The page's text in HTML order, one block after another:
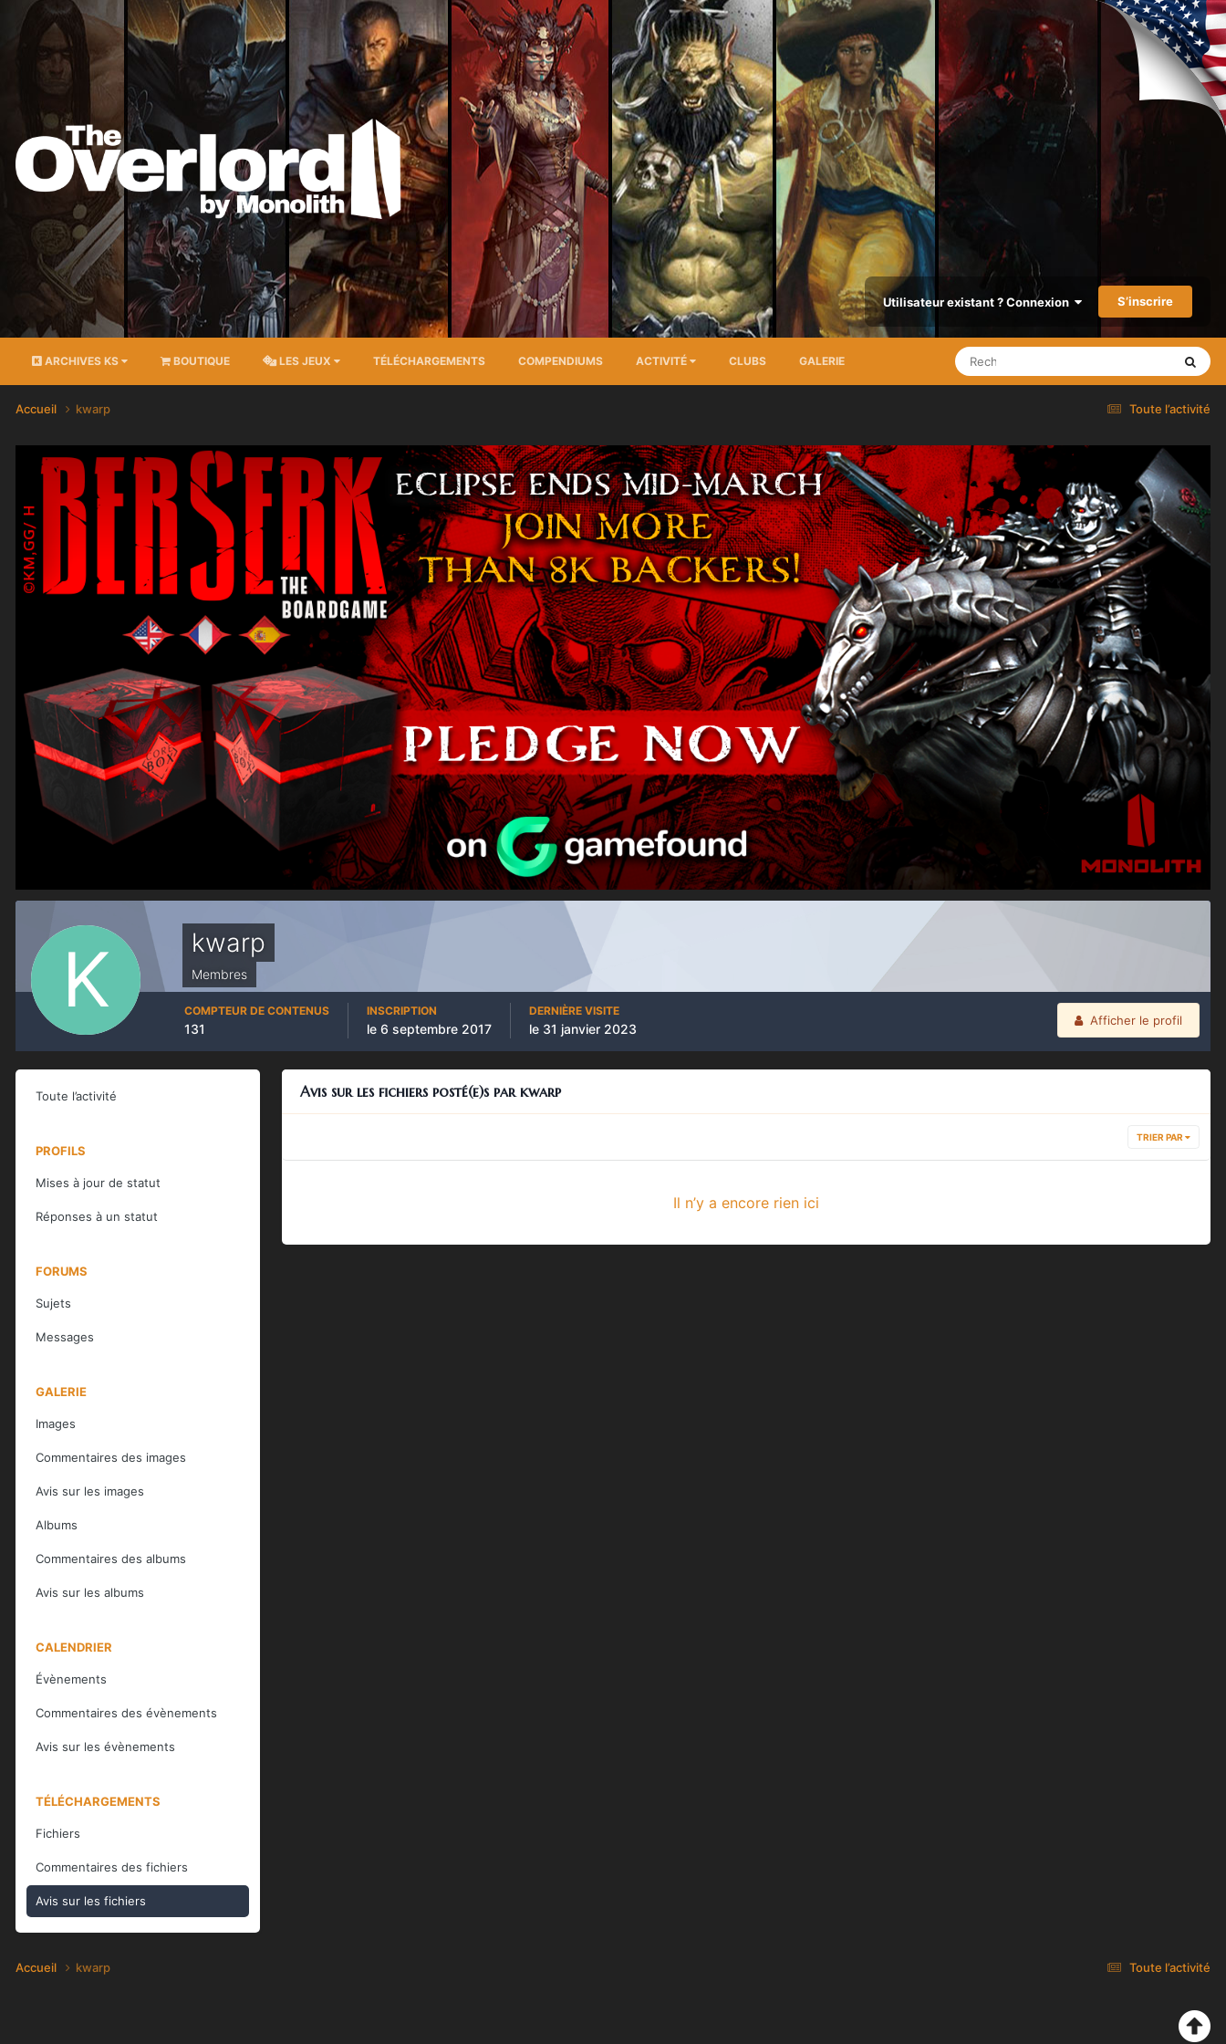
Utilisateur existant ? Connexion S’inscrire
ARCHIVES KS BOUTIQUE LES JEUX TÉLÉCHARGEMENTS COMPENDIUMS ACTIVITÉ CLUBS GALERIE
Toute l’activité
Accueil kwarp
kwarp
Membres
Afficher le profil
COMPTEUR DE CONTENUS
131
INSCRIPTION
le 6 septembre 2017
DERNIÈRE VISITE
le 31 janvier 2023
Toute l’activité
PROFILS
Mises à jour de statut
Réponses à un statut
FORUMS
Sujets
Messages
GALERIE
Images
Commentaires des images
Avis sur les images
Albums
Commentaires des albums
Avis sur les albums
CALENDRIER
Évènements
Commentaires des évènements
Avis sur les évènements
TÉLÉCHARGEMENTS
Fichiers
Commentaires des fichiers
Avis sur les fichiers
Avis sur les fichiers posté(e)s par kwarp
TRIER PAR
Il n’y a encore rien ici
Toute l’activité
Accueil kwarp